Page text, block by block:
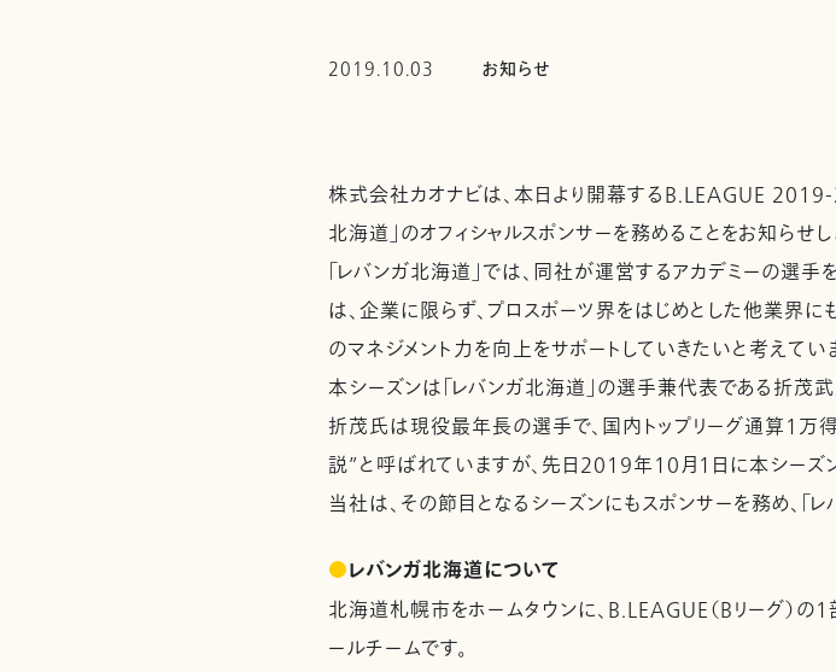
2019.10.03 お知らせ
株式会社カオナビは、本日より開幕するB.LEAGUE 2019-
北海道」のオフィシャルスポンサーを務めることをお知らせし
「レバンガ北海道」では、同社が運営するアカデミーの選手
は、企業に限らず、プロスポーツ界をはじめとした他業界
のマネジメント力を向上をサポートしていきたいと考えてい
本シーズンは「レバンガ北海道」の選手兼代表である折茂武
折茂氏は現役最年長の選手で、国内トップリーグ通算1万
説”と呼ばれていますが、先日2019年10月1日に本シーズ
当社は、その節目となるシーズンにもスポンサーを務め、「
●レバンガ北海道について
北海道札幌市をホームタウンに、B.LEAGUE（Bリーグ）
ールチームです。